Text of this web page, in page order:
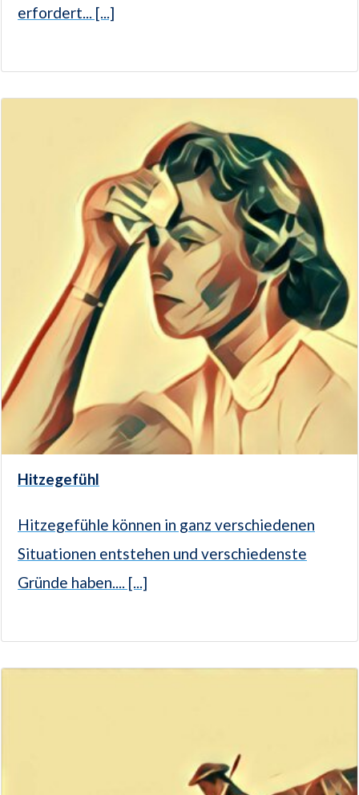
erfordert... [...]
Hitzegefühl
Hitzegefühle können in ganz verschiedenen
Situationen entstehen und verschiedenste
Gründe haben.... [...]